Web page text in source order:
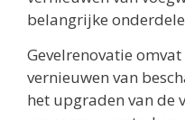
belangrijke
Gevelrenovatie
vernieuwen van
het upgraden van de